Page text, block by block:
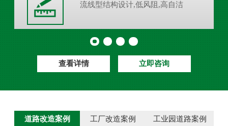
流线型结构设计,低风阻,高自洁
查看详情 立即咨询
道路改造案例 工厂改造案例 工业园道路案例